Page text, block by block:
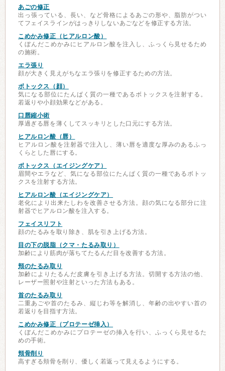
あごの修正
出っ張っている、長い、など骨格によるあごの形や、脂肪がつい
てフェイスラインがはっきりしないあごなどを修正する方法。
こめかみ修正（ヒアルロン酸）
くぼんだこめかみにヒアルロン酸を注入し、ふっくら見せるため
の施術。
エラ張り
顔が大きく見えがちなエラ張りを修正するための方法。
ボトックス（顔）
気になる部位にたんぱく質の一種であるボトックスを注射する。
若返りや小顔効果などがある。
口唇縮小術
厚過ぎる唇を薄くしてスッキリとした口元にする方法。
ヒアルロン酸（唇）
ヒアルロン酸を注射器で注入し、薄い唇を適度な厚みのあるふっ
くらとした唇にする。
ボトックス（エイジングケア）
眉間やエラなど、気になる部位にたんぱく質の一種であるボトッ
クスを注射する方法。
ヒアルロン酸（エイジングケア）
老化により出来たしわを改善させる方法。顔の気になる部分に注
射器でヒアルロン酸を注入する。
フェイスリフト
顔のたるみを取り除き、肌を引き上げる方法。
目の下の脱脂（クマ・たるみ取り）
加齢により筋肉が落ちてたるんだ目を改善する方法。
頬のたるみ取り
加齢によりたるんだ皮膚を引き上げる方法。切開する方法の他、
レーザー照射や注射といった方法もある。
首のたるみ取り
二重あごや首のたるみ、縦じわ等を解消し、年齢の出やすい首の
若返りを目指す方法。
こめかみ修正（プロテーゼ挿入）
くぼんだこめかみにプロテーゼの挿入を行い、ふっくら見せるた
めの手術。
頬骨削り
高すぎる頬骨を削り、優しく若返って見えるようにする。